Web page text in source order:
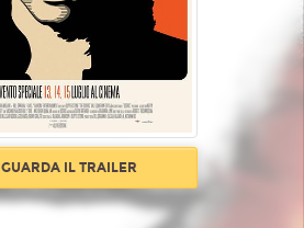
GUARDA IL TRAILER